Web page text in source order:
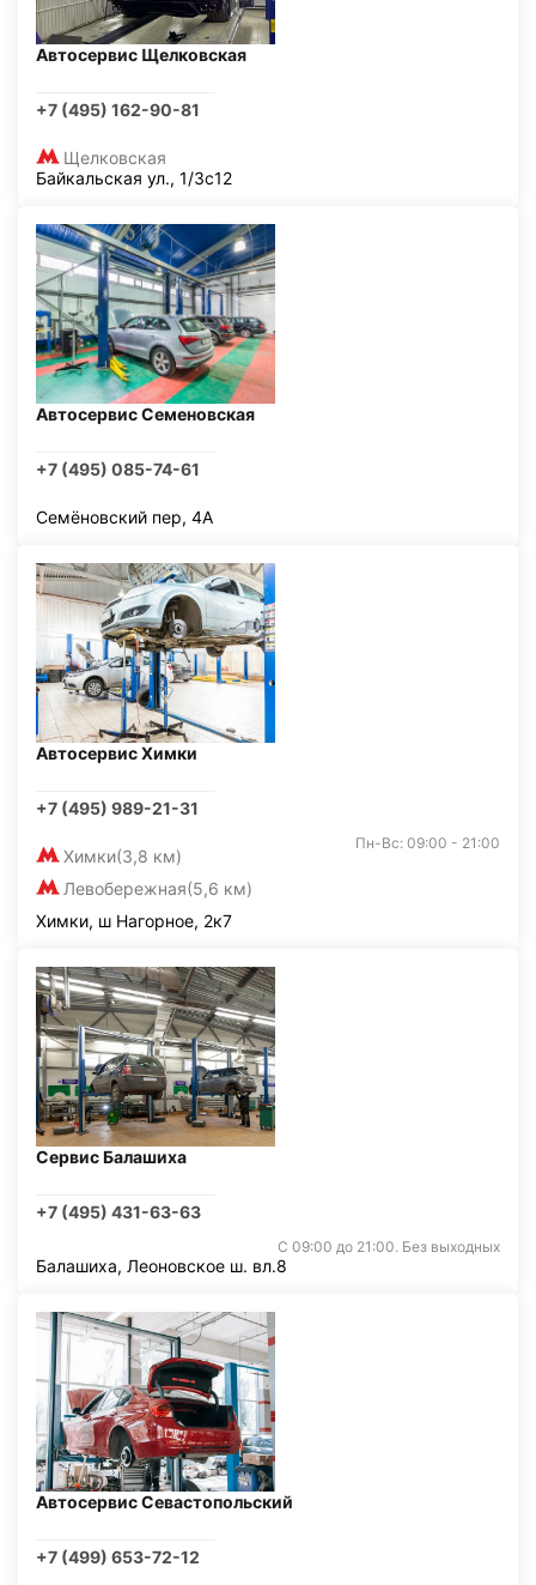
Автосервис Щелковская
+7 (495) 162-90-81
Щелковская
Байкальская ул., 1/3с12
Автосервис Семеновская
+7 (495) 085-74-61
Семёновский пер, 4А
Автосервис Химки
+7 (495) 989-21-31
Химки(3,8 км)
Левобережная(5,6 км)
Пн-Вс: 09:00 - 21:00
Химки, ш Нагорное, 2к7
Сервис Балашиха
+7 (495) 431-63-63
С 09:00 до 21:00. Без выходных
Балашиха, Леоновское ш. вл.8
Автосервис Севастопольский
+7 (499) 653-72-12